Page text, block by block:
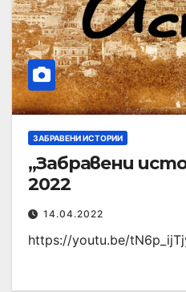
ЗАБРАВЕНИ ИСТОРИИ
„Забравени
2022
14.04.2022
https://youtu.be/